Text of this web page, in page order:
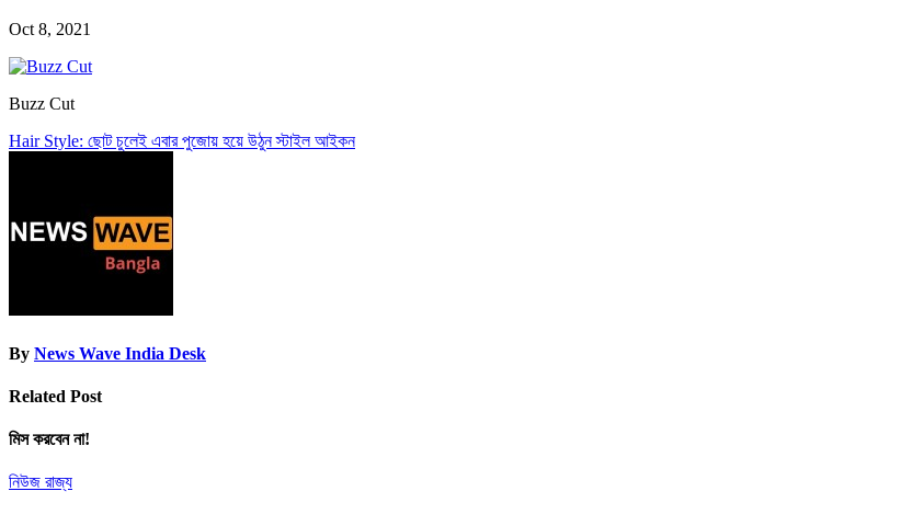
Oct 8, 2021
Buzz Cut
Post
Hair Style: ছোট চুলেই এবার পুজোয় হয়ে উঠুন স্টাইল আইকন
By News Wave India Desk
Related Post
মিস করবেন না!
নিউজ রাজ্য